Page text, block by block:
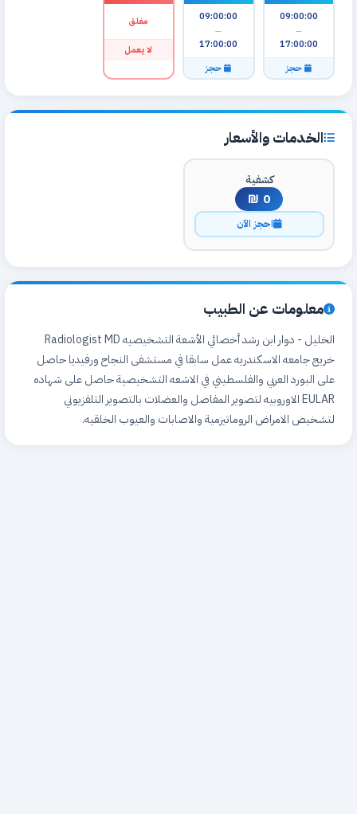
09:00:00
—
17:00:00
حجز
09:00:00
—
17:00:00
حجز
مغلق
لا يعمل
الخدمات والأسعار
كشفية
0 ₪
احجز الآن
معلومات عن الطبيب
الخليل - دوار ابن رشد أخصائي الأشعة التشخيصيه Radiologist MD
خريج جامعه الاسكندريه عمل سابقا في مستشفى النجاح ورفيديا حاصل
على البورد العربي والفلسطيني في الاشعه التشخيصية حاصل على شهاده
EULAR الاوروبيه لتصوير المفاصل والعضلات بالتصوير التلفزيوني
لتشخيص الامراض الروماتيزمية والاصابات والعيوب الخلقيه.